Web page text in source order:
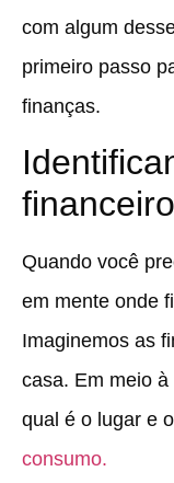
com algum
primeiro passo
finanças.
Quando você
em mente onde
Imaginemos as
casa. Em meio
qual é o lugar e
consumo.